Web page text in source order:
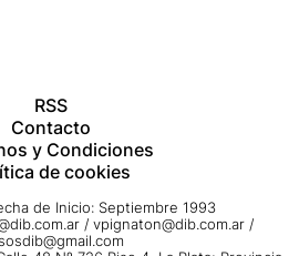
RSS
Contacto
y Condiciones
de cookies
de Inicio: Septiembre 1993
/ vpignaton@dib.com.ar /